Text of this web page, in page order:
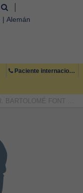
Alemán
Paciente internacional +34 971 222 222
DR. BARTOLOMÉ FONT CORTAL